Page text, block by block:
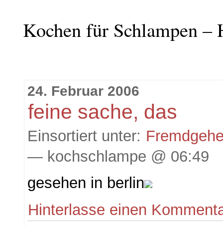
Kochen für Schlampen
24. Februar 2006
feine sache, das
Einsortiert unter:
— kochschlampe @ 06:49
gesehen in berlin
Hinterlasse einen